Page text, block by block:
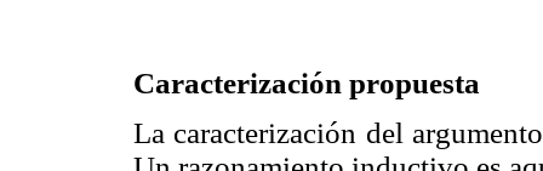
Caracterización propuesta
La caracterización del